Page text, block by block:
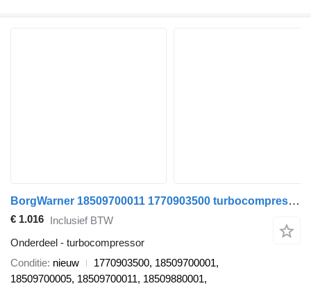
BorgWarner 18509700011 1770903500 turbocompressor voor Mercedes-Benz AMG / C / E / G / GLC / S auto
€ 1.016 Inclusief BTW
Onderdeel - turbocompressor
Conditie nieuw
1770903500, 18509700001,
18509700005, 18509700011, 18509880001,